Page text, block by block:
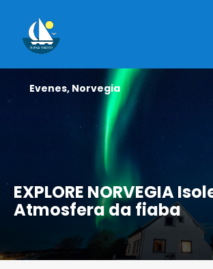
EXPLORE NORVEGIA
Atmosfera da fiaba
Evenes, Norvegia